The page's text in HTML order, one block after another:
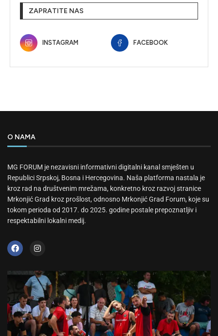
ZAPRATITE NAS
INSTAGRAM FACEBOOK
O NAMA
MG FORUM je nezavisni informativni digitalni kanal smješten u
Republici Srpskoj, Bosna i Hercegovina. Naša platforma nastala je
kroz rad na društvenim mrežama, konkretno kroz razvoj stranice
Mrkonjić Grad kroz prošlost, odnosno Mrkonjić Grad Forum, koje su
tokom perioda od 2017. do 2025. godine postale prepoznatljiv i
respektabilni lokalni medij.